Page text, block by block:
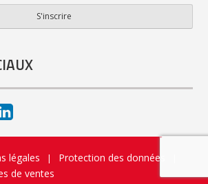
S'inscrire
légales | Protection des données
de ventes